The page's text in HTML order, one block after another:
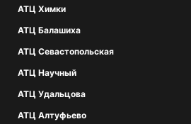
АТЦ Химки
АТЦ Балашиха
АТЦ Севастопольская
АТЦ Научный
АТЦ Удальцова
АТЦ Алтуфьево